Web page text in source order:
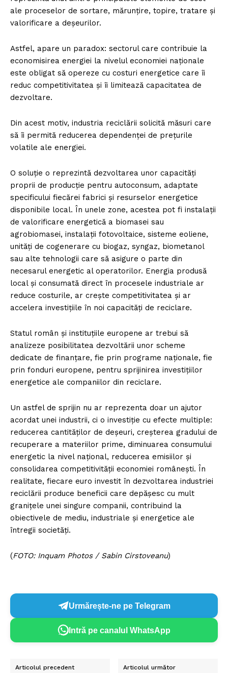
Un proiect
FREEDOM HOUSE ROMÂNIA
PRESShub
Despre noi / Echipa
Proiecte editoriale
Contact
ale proceselor de sortare, mărunțire, topire, tratare și
valorificare a deșeurilor.
Astfel, apare un paradox: sectorul care contribuie la
economisirea energiei la nivelul economiei naționale
este obligat să opereze cu costuri energetice care îi
reduc competitivitatea și îi limitează capacitatea de
dezvoltare.
Din acest motiv, industria reciclării solicită măsuri care
să îi permită reducerea dependenței de prețurile
volatile ale energiei.
O soluție o reprezintă dezvoltarea unor capacități
proprii de producție pentru autoconsum, adaptate
specificului fiecărei fabrici și resurselor energetice
disponibile local. În unele zone, acestea pot fi instalații
de valorificare energetică a biomasei sau
agrobiomasei, instalații fotovoltaice, sisteme eoliene,
unități de cogenerare cu biogaz, syngaz, biometanol
sau alte tehnologii care să asigure o parte din
necesarul energetic al operatorilor. Energia produsă
local și consumată direct în procesele industriale ar
reduce costurile, ar crește competitivitatea și ar
accelera investițiile în noi capacități de reciclare.
Statul român și instituțiile europene ar trebui să
analizeze posibilitatea dezvoltării unor scheme
dedicate de finanțare, fie prin programe naționale, fie
prin fonduri europene, pentru sprijinirea investițiilor
energetice ale companiilor din reciclare.
Un astfel de sprijin nu ar reprezenta doar un ajutor
acordat unei industrii, ci o investiție cu efecte multiple:
reducerea cantităților de deșeuri, creșterea gradului de
recuperare a materiilor prime, diminuarea consumului
energetic la nivel național, reducerea emisiilor și
consolidarea competitivității economiei românești. În
realitate, fiecare euro investit în dezvoltarea industriei
reciclării produce beneficii care depășesc cu mult
granițele unei singure companii, contribuind la
obiectivele de mediu, industriale și energetice ale
întregii societăți.
(FOTO: Inquam Photos / Sabin Cirstoveanu)
Urmărește-ne pe Telegram
Intră pe canalul WhatsApp
Articolul precedent Articolul următor